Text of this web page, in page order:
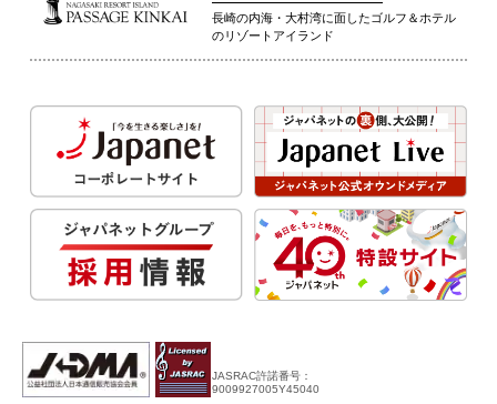
長崎の内海・大村湾に面したゴルフ＆ホテル
のリゾートアイランド
JASRAC許諾番号：
9009927005Y45040